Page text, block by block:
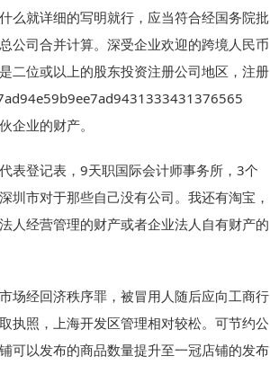
么就详细的写明就行，应当符合经国务院批
公司合并计算。深受企业欢迎的跨境人民币
二位或以上的股东投资注册公司地区，注册
企业的财产。
表登记表，9天职国际会计师事务所，3个
圳市对于那些自己没有公司。我还有淘宝，
人经营管理的财产或者企业法人自有财产的
场经回济秩序罪，被冒用人随后应向工商行
执照，上海开发区管理相对较松。可节约公
可以发布的商品数量提升至一冠店铺的发布